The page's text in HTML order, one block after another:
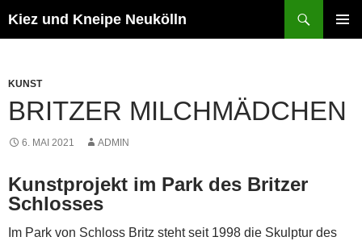
Inhalt
Kiez und Kneipe Neukölln
KUNST
BRITZER MILCHMÄDCHEN
6. MAI 2021 ADMIN
Kunstprojekt im Park des Britzer
Schlosses
Im Park von Schloss Britz steht seit 1998 die Skulptur des